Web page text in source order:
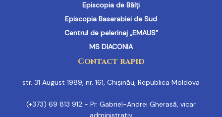
Episcopia de Bălți
Episcopia Basarabiei de Sud
Centrul de pelerinaj „EMAUS”
MS DIACONIA
Contact rapid
str. 31 August 1989, nr. 161, Chișinău, Republica Moldova
(+373) 69 813 912 - Pr. Gabriel-Andrei Gherasă, vicar
administrativ